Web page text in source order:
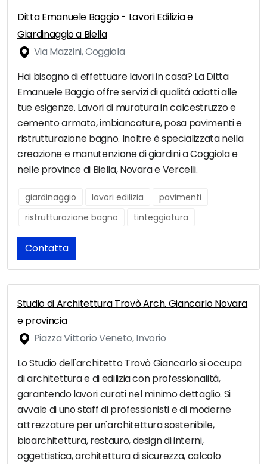
Ditta Emanuele Baggio - Lavori Edilizia e
Giardinaggio a Biella
Via Mazzini, Coggiola
Hai bisogno di effettuare lavori in casa? La Ditta
Emanuele Baggio offre servizi di qualitá adatti alle
tue esigenze. Lavori di muratura in calcestruzzo e
cemento armato, imbiancature, posa pavimenti e
ristrutturazione bagno. Inoltre è specializzata nella
creazione e manutenzione di giardini a Coggiola e
nelle province di Biella, Novara e Vercelli.
giardinaggio lavori edilizia
pavimenti
ristrutturazione bagno
tinteggiatura
Contatta
Studio di Architettura Trovò Arch. Giancarlo Novara
e provincia
Piazza Vittorio Veneto, Invorio
Lo Studio dell'architetto Trovò Giancarlo si occupa
di architettura e di edilizia con professionalità,
garantendo lavori curati nel minimo dettaglio. Si
avvale di uno staff di professionisti e di moderne
attrezzature per un'architettura sostenibile,
bioarchitettura, restauro, design di interni,
oggettistica, architettura di sicurezza, calcolo